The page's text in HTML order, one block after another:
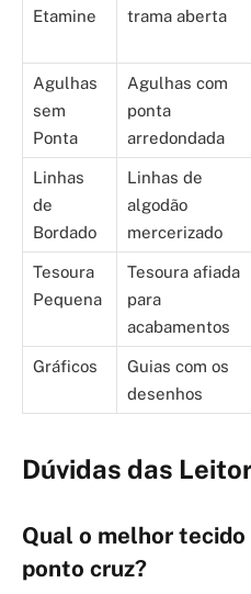
Etamine
trama aberta
Agulhas
sem
Ponta
Agulhas com
ponta
arredondada
Linhas
de
Bordado
Linhas de
algodão
mercerizado
Tesoura
Pequena
Tesoura afiada
para
acabamentos
Gráficos
Guias com os
desenhos
Dúvidas das
Qual o melhor
ponto cruz?